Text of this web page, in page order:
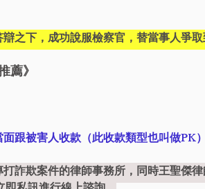
之下，成功說服檢察官，替當事人爭
薦》
跟被害人收款（此收款類型也叫做PK）
詐欺案件的律師事務所，同時王聖傑